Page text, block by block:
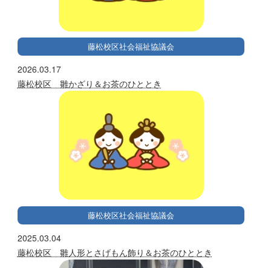
藤松校区社会福祉協議会
2026.03.17
藤松校区 雛かざり＆お茶のひととき
藤松校区社会福祉協議会
2025.03.04
藤松校区 雛人形とさげもん飾り＆お茶のひととき